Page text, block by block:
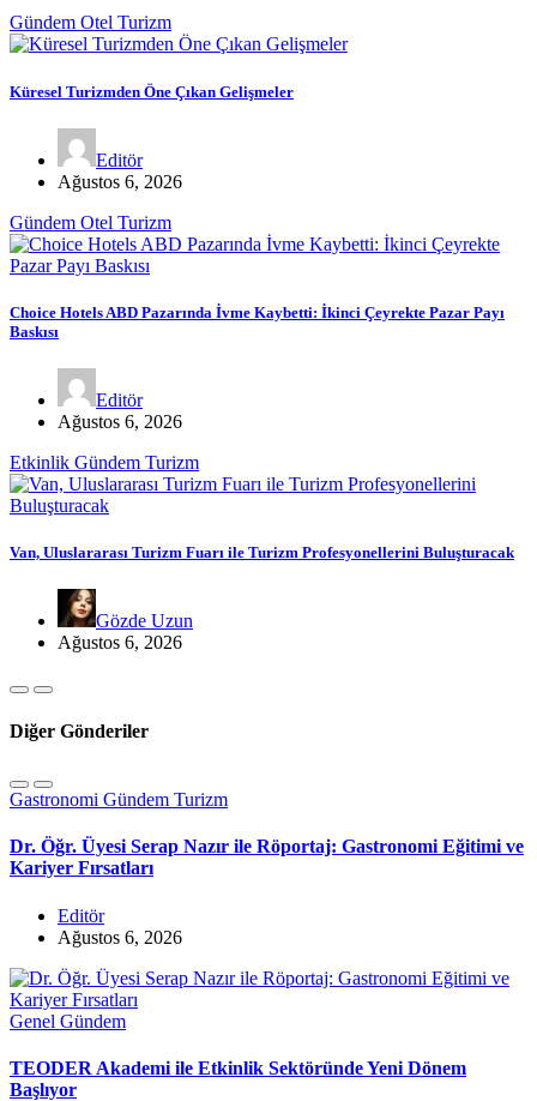
Gündem Otel Turizm
Küresel Turizmden Öne Çıkan Gelişmeler
Editör
Ağustos 6, 2026
Gündem Otel Turizm
Choice Hotels ABD Pazarında İvme Kaybetti: İkinci Çeyrekte Pazar Payı
Baskısı
Editör
Ağustos 6, 2026
Etkinlik Gündem Turizm
Van, Uluslararası Turizm Fuarı ile Turizm Profesyonellerini Buluşturacak
Gözde Uzun
Ağustos 6, 2026
Diğer Gönderiler
Gastronomi Gündem Turizm
Dr. Öğr. Üyesi Serap Nazır ile Röportaj: Gastronomi Eğitimi ve
Kariyer Fırsatları
Editör
Ağustos 6, 2026
Genel Gündem
TEODER Akademi ile Etkinlik Sektöründe Yeni Dönem
Başlıyor